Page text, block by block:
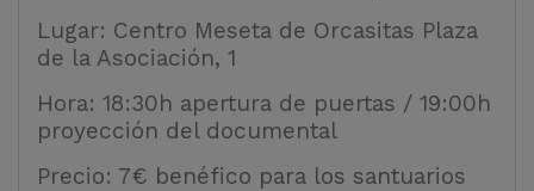
Lugar: Centro Meseta de Orcasitas Plaza
de la Asociación, 1
Hora: 18:30h apertura de puertas / 19:00h
proyección del documental
Precio: 7€ benéfico para los santuarios